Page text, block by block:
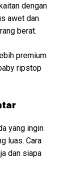
dengan
awet dan
berat.
premium
ripstop
yang ingin
luas. Cara
dan siapa